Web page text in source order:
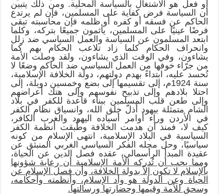
أو فعل هو الاشتغال بالسياسة المحلية. ومن ذلك يتبين
أن السياسة فرض كفاية على المسلمين، فإن لم يرتدع
الحاكم عن فسقه أو كفره أو ظلمه فإن محاسبته تبقى
فرضًا عينيًا على المسلمين، يأثمون جميعًا بتركه، وكلما
ابتعد المسلمون عن السياسة والعمل السياسي ضد زلل
وانحراف الحكام كلما زاد تلاعب الحكام بهم كما
يشاءون، وفي الوقت الذي يشاءون، ولقد وصلت الأمة
من جرّاء خوفها من العمل السياسي ضد الحاكم وضعًا لا
تُحسد عليه، ابتداءً بهدم دولتهم، دولة الخلافة الإسلامية،
سنة 1924م، إلى تقسيمها إلى بضع وخمسين دويلة، إلى
احتلا بلادهم وإلى تذبيح نفوسهم وإلى هتك أعراضهم
وإلى طعن قلب المسلمين ببناء قاعدة للكفر في بلاد
الشام متمثلة بيهود أذلّ خلق الله، وانسياق نظام الكفر
في الأردن وراء أوامر أسياده اليهود والغرب الكافر،
كيف لا، فمنذ أن هدمت الخلافة وطُبقت أنظمة الكفر
السياسية في البلاد الإسلامية، انتهى الإسلام من كونه
سياسيًا، وحل محله الفكر السياسي الغربي المنبثق عن
عقيدة المبدأ الرأسمالي، عقده فصل الدين عن الحياة،
ومما يجب أن تُدركه الأمة الإسلامية أن رعاية شؤونها
بالإسلام لا تكون إلاّ بدولة الخلافة، وأن فصل الإسلام عن
الحياة وعن الدولة هو وأد الإسلام، وأنظمته وأحكامه،
وسحق للأمة وقيمها وحضارتها ورسالتها.